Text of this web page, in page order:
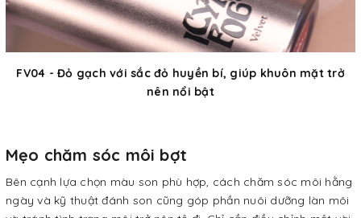
FV04 - Đỏ gạch với sắc đỏ huyền bí, giúp khuôn mặt trở
nên nổi bật
Mẹo chăm sóc môi bợt
Bên cạnh lựa chọn màu son phù hợp, cách chăm sóc môi hằng
ngày và kỹ thuật đánh son cũng góp phần nuôi dưỡng làn môi